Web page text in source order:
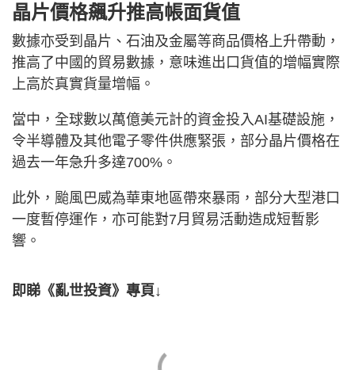
晶片價格飆升推高帳面貨值
數據亦受到晶片、石油及金屬等商品價格上升帶動，
推高了中國的貿易數據，意味進出口貨值的增幅實際
上高於真實貨量增幅。
當中，全球數以萬億美元計的資金投入AI基礎設施，
令半導體及其他電子零件供應緊張，部分晶片價格在
過去一年急升多達700%。
此外，颱風巴威為華東地區帶來暴雨，部分大型港口
一度暫停運作，亦可能對7月貿易活動造成短暫影
響。
即睇《亂世投資》專頁↓